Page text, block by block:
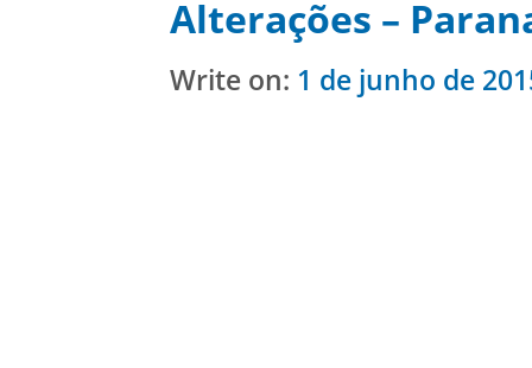
Alterações –
Write on: 1 de junho de